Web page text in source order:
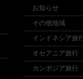
お知らせ
その他地域
インドネシア旅
オセアニア旅行
カンボジア旅行